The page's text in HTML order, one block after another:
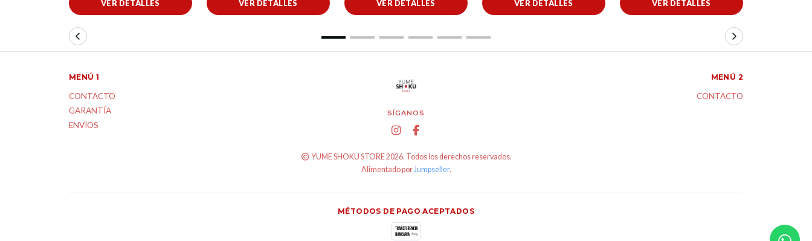
VER DETALLES VER DETALLES VER DETALLES VER DETALLES VER DETALLES
SÍGANOS
YUME SHOKU STORE 2026. Todos los derechos reservados.
Alimentado porJumpseller.
MENÚ 1
CONTACTO
GARANTÍA
ENVÍOS
MENÚ 2
CONTACTO
MÉTODOS DE PAGO ACEPTADOS